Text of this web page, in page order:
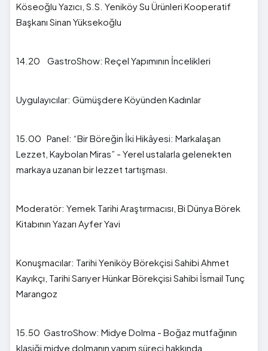
Köseoğlu Yazıcı, S.S. Yeniköy Su Ürünleri Kooperatif
Başkanı Sinan Yüksekoğlu
14.20 GastroShow: Reçel Yapımının İncelikleri
Uygulayıcılar: Gümüşdere Köyünden Kadınlar
15.00 Panel: “Bir Böreğin İki Hikâyesi: Markalaşan
Lezzet, Kaybolan Miras” - Yerel ustalarla gelenekten
markaya uzanan bir lezzet tartışması.
Moderatör: Yemek Tarihi Araştırmacısı, Bi Dünya Börek
Kitabının Yazarı Ayfer Yavi
Konuşmacılar: Tarihi Yeniköy Börekçisi Sahibi Ahmet
Kayıkçı, Tarihi Sarıyer Hünkar Börekçisi Sahibi İsmail Tunç
Marangoz
15.50 GastroShow: Midye Dolma - Boğaz mutfağının
klasiği midye dolmanın yapım süreci hakkında